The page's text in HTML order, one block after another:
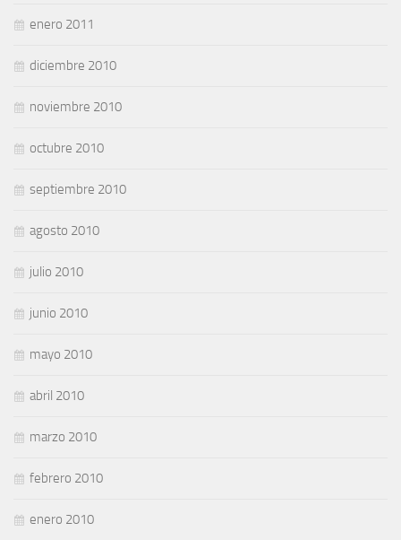
enero 2011
diciembre 2010
noviembre 2010
octubre 2010
septiembre 2010
agosto 2010
julio 2010
junio 2010
mayo 2010
abril 2010
marzo 2010
febrero 2010
enero 2010